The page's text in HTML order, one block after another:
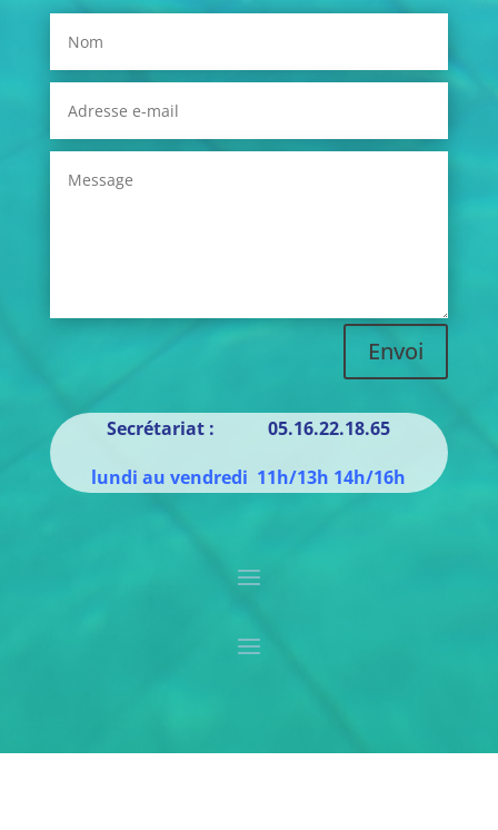
Envoi
Secrétariat : 05.16.22.18.65
lundi au vendredi 11h/13h 14h/16h